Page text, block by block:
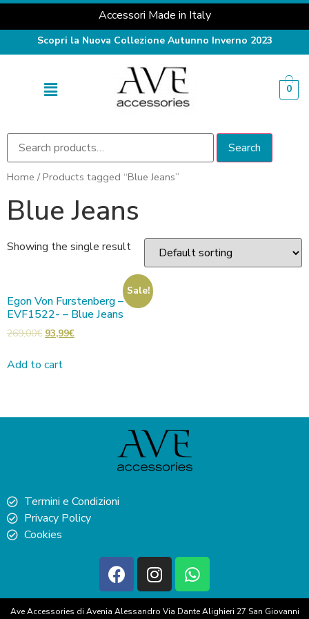
Accessori Made in Italy
Scopri la Nuova Collezione Autunno Inverno 2023
0
Search
Home / Products tagged “Blue Jeans”
Blue Jeans
Showing the single result
Sale!
Egon Von Furstenberg –
EVF1522- – Blue Jeans
269,00€ 93,99€
Add to cart
Termini e Condizioni
Privacy Policy
Cookies
Ave Accessories di Avenia Alessandro Via Dante Alighieri 27 San Giovanni